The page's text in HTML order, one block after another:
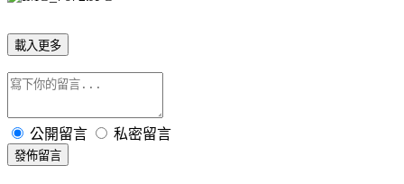
載入更多
公開留言 私密留言
發佈留言